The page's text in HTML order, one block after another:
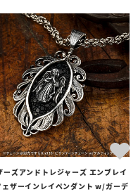
セール商品
ーズアンドトレジャーズ エンブレイ
ェザーインレイペンダント w/ガーデ